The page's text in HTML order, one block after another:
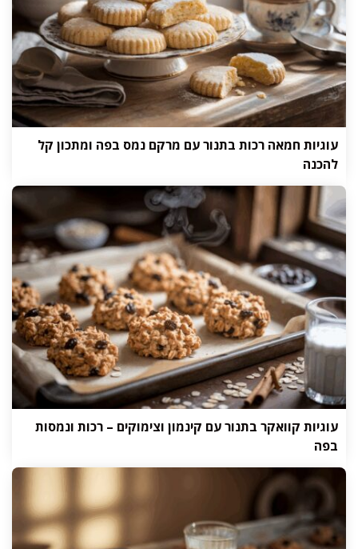
עוגיות חמאה רכות בתנור עם מרקם נמס בפה ומתכון קל
להכנה
עוגיות קוואקר בתנור עם קינמון וצימוקים – רכות ונמסות
בפה